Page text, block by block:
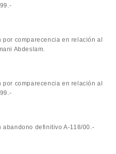
por comparecencia en relación al
Abdeslam.
por comparecencia en relación al
abandono definitivo A-118/00.-